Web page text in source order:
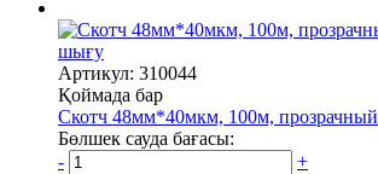
шығу
Артикул: 310044
Қоймада бар
Скотч 48мм*40мкм, 100м, прозрачный
Бөлшек сауда бағасы:
-
+